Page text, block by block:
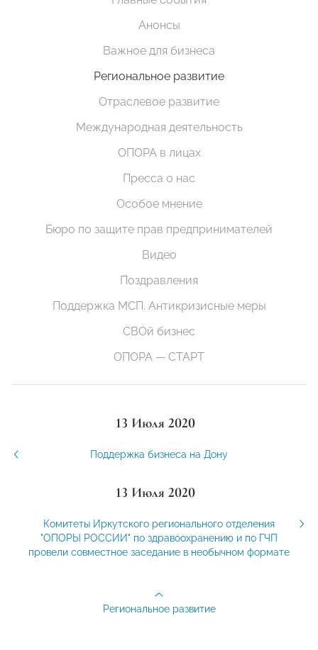
Анонсы
Важное для бизнеса
Региональное развитие
Отраслевое развитие
Международная деятельность
ОПОРА в лицах
Пресса о нас
Особое мнение
Бюро по защите прав предпринимателей
Видео
Поздравления
Поддержка МСП. Антикризисные меры
СВОй бизнес
ОПОРА — СТАРТ
13 Июля 2020
Поддержка бизнеса на Дону
13 Июля 2020
Комитеты Иркутского регионального отделения
"ОПОРЫ РОССИИ" по здравоохранению и по ГЧП
провели совместное заседание в необычном формате
Региональное развитие